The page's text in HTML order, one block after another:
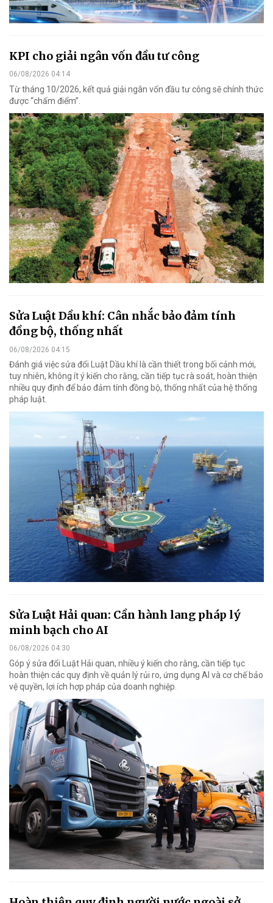
KPI cho giải ngân vốn đầu tư công
06/08/2026 04:14
Từ tháng 10/2026, kết quả giải ngân vốn đầu tư công sẽ chính thức
được “chấm điểm”.
Sửa Luật Dầu khí: Cân nhắc bảo đảm tính
đồng bộ, thống nhất
06/08/2026 04:15
Đánh giá việc sửa đổi Luật Dầu khí là cần thiết trong bối cảnh mới,
tuy nhiên, không ít ý kiến cho rằng, cần tiếp tục rà soát, hoàn thiện
nhiều quy định để bảo đảm tính đồng bộ, thống nhất của hệ thống
pháp luật.
Sửa Luật Hải quan: Cần hành lang pháp lý
minh bạch cho AI
06/08/2026 04:30
Góp ý sửa đổi Luật Hải quan, nhiều ý kiến cho rằng, cần tiếp tục
hoàn thiện các quy định về quản lý rủi ro, ứng dụng AI và cơ chế bảo
vệ quyền, lợi ích hợp pháp của doanh nghiệp.